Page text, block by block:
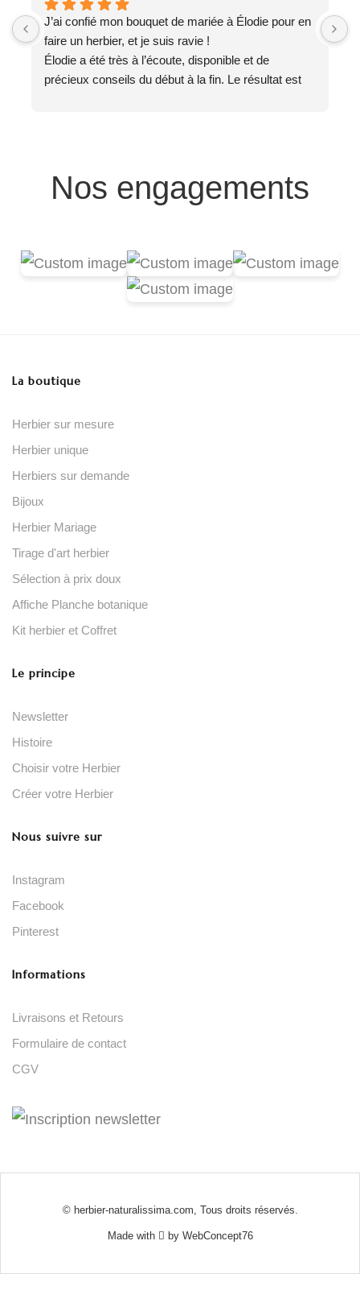
J’ai confié mon bouquet de mariée à Élodie pour en
faire un herbier, et je suis ravie !
Élodie a été très à l’écoute, disponible et de
précieux conseils du début à la fin. Le résultat est
Nos engagements
La boutique
Herbier sur mesure
Herbier unique
Herbiers sur demande
Bijoux
Herbier Mariage
Tirage d'art herbier
Sélection à prix doux
Affiche Planche botanique
Kit herbier et Coffret
Le principe
Newsletter
Histoire
Choisir votre Herbier
Créer votre Herbier
Nous suivre sur
Instagram
Facebook
Pinterest
Informations
Livraisons et Retours
Formulaire de contact
CGV
© herbier-naturalissima.com, Tous droits réservés.
Made with by WebConcept76